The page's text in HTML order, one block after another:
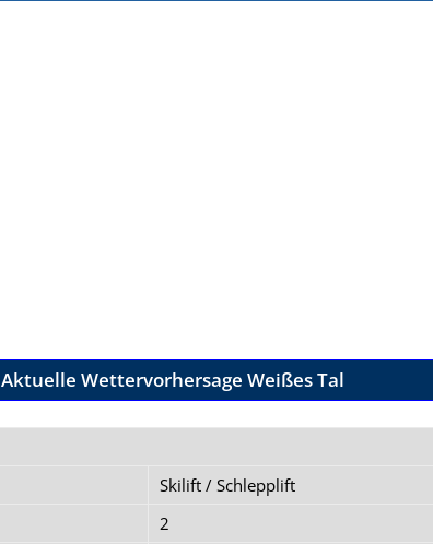
Aktuelle Wettervorhersage Weißes Tal
Skilift / Schlepplift
2
Bilder des Coasters ansehen.
Zur Bildgalerie